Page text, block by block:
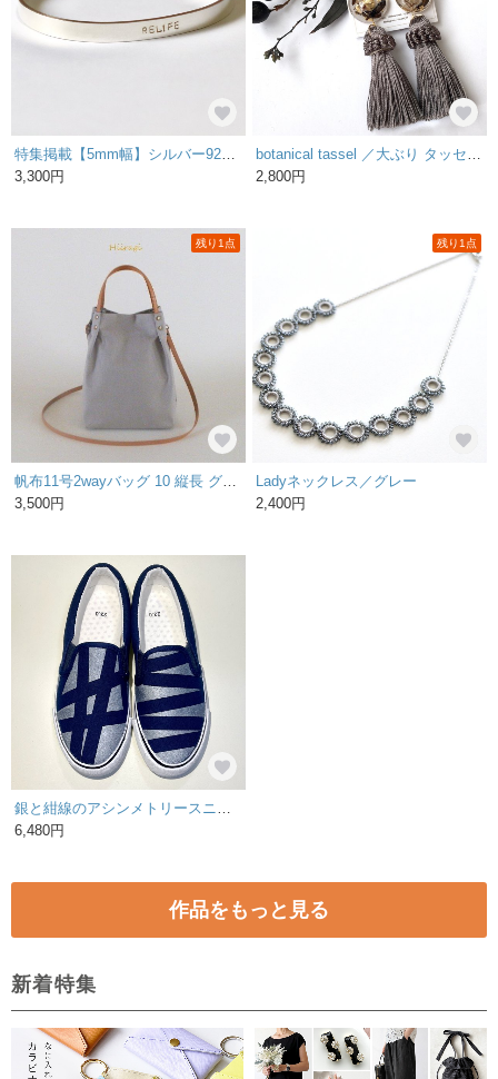
3,300円
2,800円
残り1点
3,500円
残り1点
Ladyネックレス／グレー
2,400円
6,480円
作品をもっと見る
新着特集